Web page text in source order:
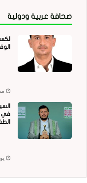
صحافة عربية ودولية
منذ 4
في